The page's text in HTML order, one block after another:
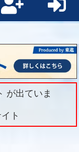
が出ていま
ト